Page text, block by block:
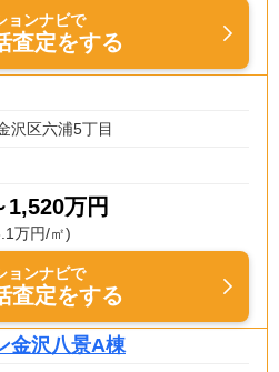
ョンナビで
査定をする
沢区六浦5丁目
1,520万円
万円/㎡)
ョンナビで
査定をする
金沢八景A棟